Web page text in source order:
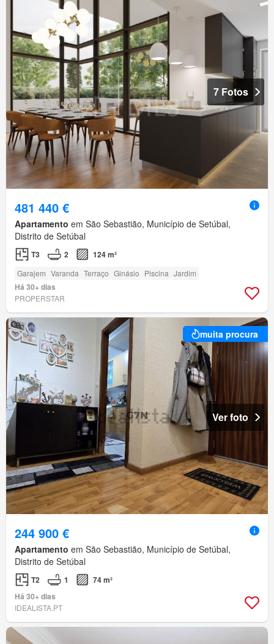
7 Fotos
481 440 €
Apartamento em São Sebastião, Município de Setúbal,
Distrito de Setúbal
T3 2 124 m²
Garajem Varanda Terraço Ginásio Piscina Jardim
Há 30+ dias
PROPERSTAR
muita procura
Ver foto
244 900 €
Apartamento em São Sebastião, Município de Setúbal,
Distrito de Setúbal
T2 1
74 m²
Há 30+ dias
IDEALISTA.PT